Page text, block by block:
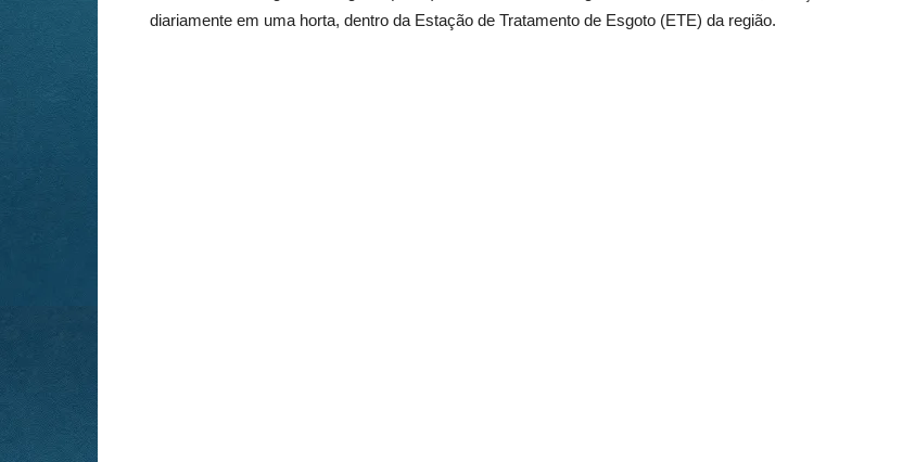
diariamente em uma horta, dentro da Estação de Tratamento de Esgoto (ETE) da região.